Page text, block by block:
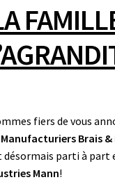
– 9’’ x 6’’ x 1/4’’
Add to cart
fiers de vous
Manufacturiers Brais &
désormais parti à part
Mann!